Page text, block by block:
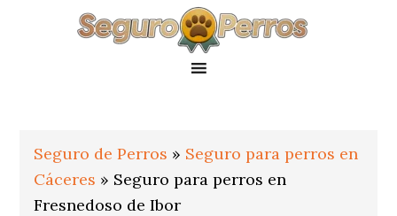
Seguro de Perros » Seguro para perros en
Cáceres » Seguro para perros en
Fresnedoso de Ibor